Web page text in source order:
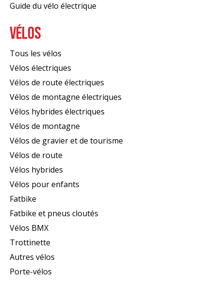
Guide du vélo électrique
VÉLOS
Tous les vélos
Vélos électriques
Vélos de route électriques
Vélos de montagne électriques
Vélos hybrides électriques
Vélos de montagne
Vélos de gravier et de tourisme
Vélos de route
Vélos hybrides
Vélos pour enfants
Fatbike
Fatbike et pneus cloutés
Vélos BMX
Trottinette
Autres vélos
Porte-vélos